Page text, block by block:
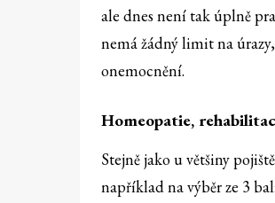
ale dnes není tak úplně
nemá žádný limit na
onemocnění.
Homeopatie,
Stejně jako u většiny
například na výběr ze 3